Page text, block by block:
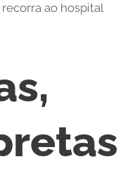
ao hospital